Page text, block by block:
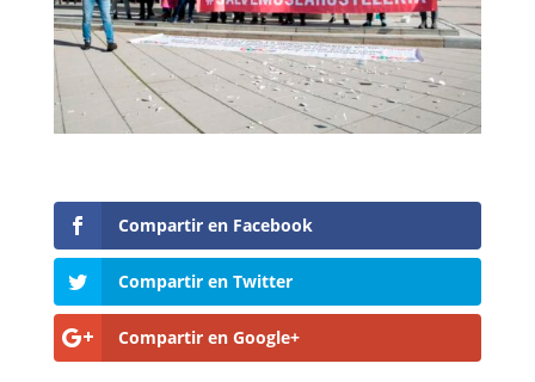
Compartir en Facebook
Compartir en Twitter
Compartir en Google+